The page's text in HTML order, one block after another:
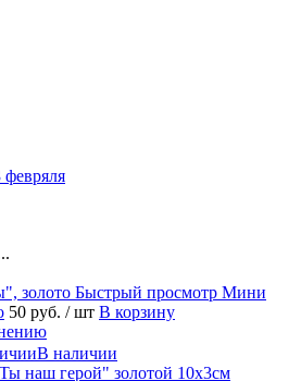
Быстрый просмотр Мини
50 руб. / шт В корзину
В наличии